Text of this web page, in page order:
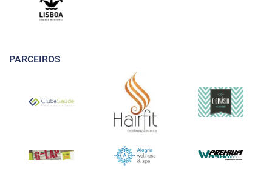
PARCEIROS